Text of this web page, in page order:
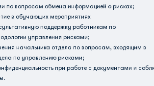
по вопросам обмена информацией о рисках;
в обучающих мероприятиях
поддержку работникам по
управления рисками;
начальника отдела по вопросам, входящим в
по управлению рисками;
при работе с документами и